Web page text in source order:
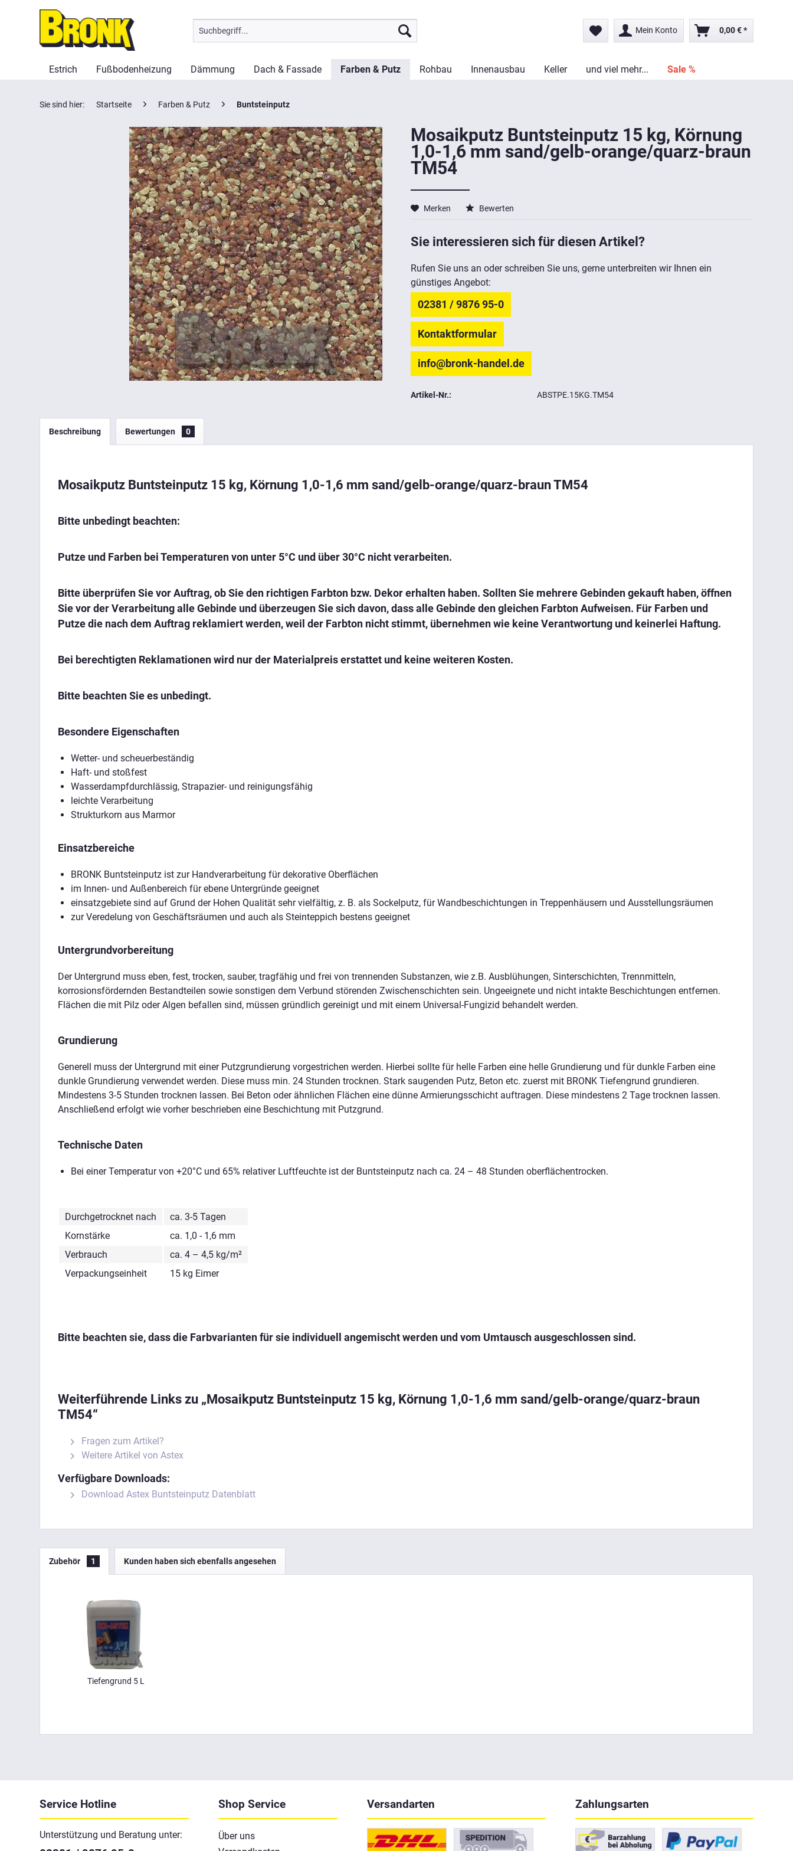
Mein Konto 0,00 € *
Estrich Fußbodenheizung Dämmung Dach & Fassade Farben & Putz Rohbau Innenausbau Keller und viel mehr... Sale %
Sie sind hier: Startseite Farben & Putz Buntsteinputz
Mosaikputz Buntsteinputz 15 kg, Körnung
1,0-1,6 mm sand/gelb-orange/quarz-braun
TM54
Merken Bewerten
Sie interessieren sich für diesen Artikel?
Rufen Sie uns an oder schreiben Sie uns, gerne unterbreiten wir Ihnen ein
günstiges Angebot:
02381 / 9876 95-0
Kontaktformular
info@bronk-handel.de
Artikel-Nr.: ABSTPE.15KG.TM54
Beschreibung Bewertungen 0
Mosaikputz Buntsteinputz 15 kg, Körnung 1,0-1,6 mm sand/gelb-orange/quarz-braun TM54
Bitte unbedingt beachten:
Putze und Farben bei Temperaturen von unter 5°C und über 30°C nicht verarbeiten.
Bitte überprüfen Sie vor Auftrag, ob Sie den richtigen Farbton bzw. Dekor erhalten haben. Sollten Sie mehrere Gebinden gekauft haben, öffnen
Sie vor der Verarbeitung alle Gebinde und überzeugen Sie sich davon, dass alle Gebinde den gleichen Farbton Aufweisen. Für Farben und
Putze die nach dem Auftrag reklamiert werden, weil der Farbton nicht stimmt, übernehmen wie keine Verantwortung und keinerlei Haftung.
Bei berechtigten Reklamationen wird nur der Materialpreis erstattet und keine weiteren Kosten.
Bitte beachten Sie es unbedingt.
Besondere Eigenschaften
Wetter- und scheuerbeständig
Haft- und stoßfest
Wasserdampfdurchlässig, Strapazier- und reinigungsfähig
leichte Verarbeitung
Strukturkorn aus Marmor
Einsatzbereiche
BRONK Buntsteinputz ist zur Handverarbeitung für dekorative Oberflächen
im Innen- und Außenbereich für ebene Untergründe geeignet
einsatzgebiete sind auf Grund der Hohen Qualität sehr vielfältig, z. B. als Sockelputz, für Wandbeschichtungen in Treppenhäusern und Ausstellungsräumen
zur Veredelung von Geschäftsräumen und auch als Steinteppich bestens geeignet
Untergrundvorbereitung
Der Untergrund muss eben, fest, trocken, sauber, tragfähig und frei von trennenden Substanzen, wie z.B. Ausblühungen, Sinterschichten, Trennmitteln,
korrosionsfördernden Bestandteilen sowie sonstigen dem Verbund störenden Zwischenschichten sein. Ungeeignete und nicht intakte Beschichtungen entfernen.
Flächen die mit Pilz oder Algen befallen sind, müssen gründlich gereinigt und mit einem Universal-Fungizid behandelt werden.
Grundierung
Generell muss der Untergrund mit einer Putzgrundierung vorgestrichen werden. Hierbei sollte für helle Farben eine helle Grundierung und für dunkle Farben eine
dunkle Grundierung verwendet werden. Diese muss min. 24 Stunden trocknen. Stark saugenden Putz, Beton etc. zuerst mit BRONK Tiefengrund grundieren.
Mindestens 3-5 Stunden trocknen lassen. Bei Beton oder ähnlichen Flächen eine dünne Armierungsschicht auftragen. Diese mindestens 2 Tage trocknen lassen.
Anschließend erfolgt wie vorher beschrieben eine Beschichtung mit Putzgrund.
Technische Daten
Bei einer Temperatur von +20°C und 65% relativer Luftfeuchte ist der Buntsteinputz nach ca. 24 – 48 Stunden oberflächentrocken.
Durchgetrocknet nach
ca. 3-5 Tagen
Kornstärke
ca. 1,0 - 1,6 mm
Verbrauch
ca. 4 – 4,5 kg/m²
Verpackungseinheit
15 kg Eimer
Bitte beachten sie, dass die Farbvarianten für sie individuell angemischt werden und vom Umtausch ausgeschlossen sind.
Weiterführende Links zu „Mosaikputz Buntsteinputz 15 kg, Körnung 1,0-1,6 mm sand/gelb-orange/quarz-braun
TM54“
Fragen zum Artikel?
Weitere Artikel von Astex
Verfügbare Downloads:
Download Astex Buntsteinputz Datenblatt
Zubehör 1 Kunden haben sich ebenfalls angesehen
Tiefengrund 5 L
Service Hotline
Unterstützung und Beratung unter:
Shop Service
Über uns
Versandarten Zahlungsarten